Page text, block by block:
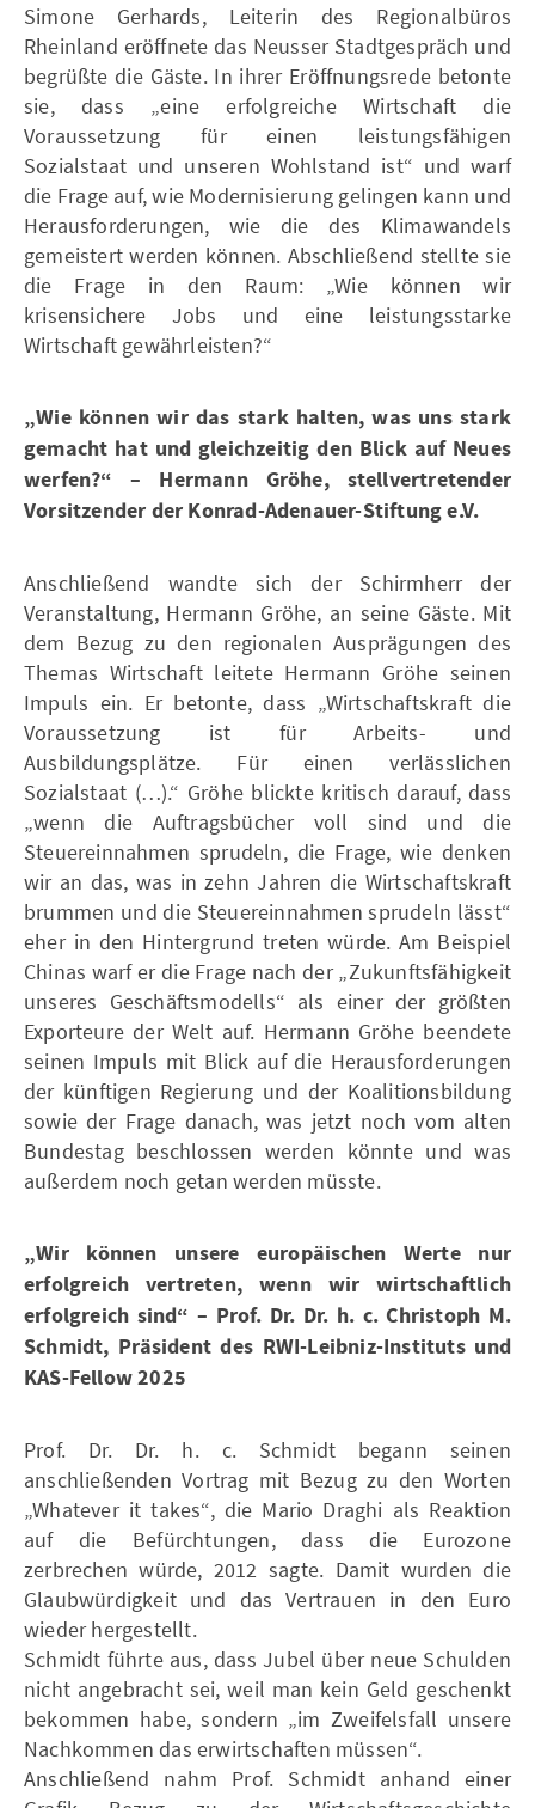
Simone Gerhards, Leiterin des Regionalbüros
Rheinland eröffnete das Neusser Stadtgespräch und
begrüßte die Gäste. In ihrer Eröffnungsrede betonte
sie, dass „eine erfolgreiche Wirtschaft die
Voraussetzung für einen leistungsfähigen
Sozialstaat und unseren Wohlstand ist“ und warf
die Frage auf, wie Modernisierung gelingen kann und
Herausforderungen, wie die des Klimawandels
gemeistert werden können. Abschließend stellte sie
die Frage in den Raum: „Wie können wir
krisensichere Jobs und eine leistungsstarke
Wirtschaft gewährleisten?“
„Wie können wir das stark halten, was uns stark
gemacht hat und gleichzeitig den Blick auf Neues
werfen?“ – Hermann Gröhe, stellvertretender
Vorsitzender der Konrad-Adenauer-Stiftung e.V.
Anschließend wandte sich der Schirmherr der
Veranstaltung, Hermann Gröhe, an seine Gäste. Mit
dem Bezug zu den regionalen Ausprägungen des
Themas Wirtschaft leitete Hermann Gröhe seinen
Impuls ein. Er betonte, dass „Wirtschaftskraft die
Voraussetzung ist für Arbeits- und
Ausbildungsplätze. Für einen verlässlichen
Sozialstaat (…).“ Gröhe blickte kritisch darauf, dass
„wenn die Auftragsbücher voll sind und die
Steuereinnahmen sprudeln, die Frage, wie denken
wir an das, was in zehn Jahren die Wirtschaftskraft
brummen und die Steuereinnahmen sprudeln lässt“
eher in den Hintergrund treten würde. Am Beispiel
Chinas warf er die Frage nach der „Zukunftsfähigkeit
unseres Geschäftsmodells“ als einer der größten
Exporteure der Welt auf. Hermann Gröhe beendete
seinen Impuls mit Blick auf die Herausforderungen
der künftigen Regierung und der Koalitionsbildung
sowie der Frage danach, was jetzt noch vom alten
Bundestag beschlossen werden könnte und was
außerdem noch getan werden müsste.
„Wir können unsere europäischen Werte nur
erfolgreich vertreten, wenn wir wirtschaftlich
erfolgreich sind“ – Prof. Dr. Dr. h. c. Christoph M.
Schmidt, Präsident des RWI-Leibniz-Instituts und
KAS-Fellow 2025
Prof. Dr. Dr. h. c. Schmidt begann seinen
anschließenden Vortrag mit Bezug zu den Worten
„Whatever it takes“, die Mario Draghi als Reaktion
auf die Befürchtungen, dass die Eurozone
zerbrechen würde, 2012 sagte. Damit wurden die
Glaubwürdigkeit und das Vertrauen in den Euro
wieder hergestellt.
Schmidt führte aus, dass Jubel über neue Schulden
nicht angebracht sei, weil man kein Geld geschenkt
bekommen habe, sondern „im Zweifelsfall unsere
Nachkommen das erwirtschaften müssen“.
Anschließend nahm Prof. Schmidt anhand einer